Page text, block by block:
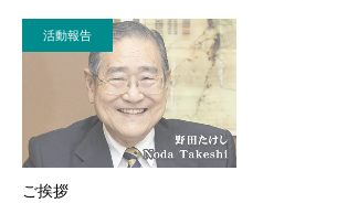
活動報告
ご挨拶